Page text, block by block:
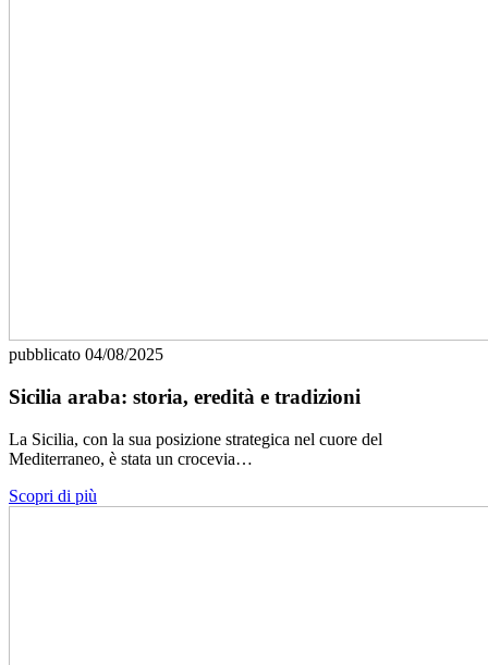
pubblicato 04/08/2025
Sicilia araba: storia, eredità e tradizioni
La Sicilia, con la sua posizione strategica nel cuore del
Mediterraneo, è stata un crocevia…
Scopri di più